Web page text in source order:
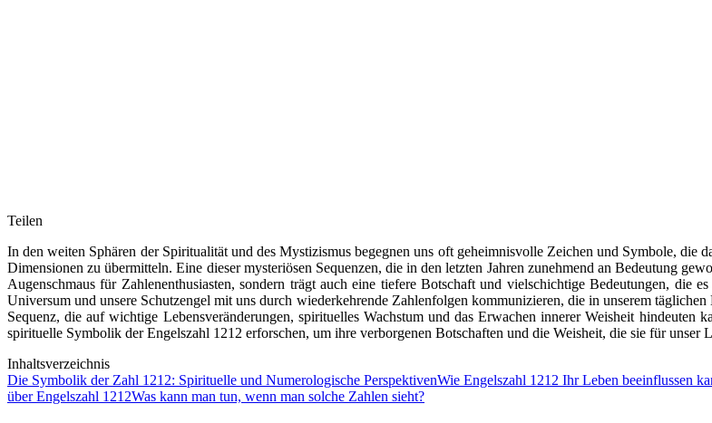
Teilen
In den weiten Sphären der Spiritualität und des Mystizismus begegnen uns oft geheimnisvolle Zeichen und Symbole, die
Dimensionen zu übermitteln. Eine dieser mysteriösen Sequenzen, die in den letzten Jahren zunehmend an Bedeutung
Augenschmaus für Zahlenenthusiasten, sondern trägt auch eine tiefere Botschaft und vielschichtige Bedeutungen, die
Universum und unsere Schutzengel mit uns durch wiederkehrende Zahlenfolgen kommunizieren, die in unserem
Sequenz, die auf wichtige Lebensveränderungen, spirituelles Wachstum und das Erwachen innerer Weisheit
spirituelle Symbolik der Engelszahl 1212 erforschen, um ihre verborgenen Botschaften und die Weisheit, die sie für unser
Inhaltsverzeichnis
Die Symbolik der Zahl 1212: Spirituelle und Numerologische PerspektivenWie Engelszahl 1212 Ihr Leben beeinflussen
über Engelszahl 1212Was kann man tun, wenn man solche Zahlen sieht?